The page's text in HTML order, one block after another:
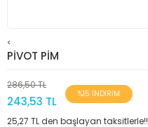
<
PİVOT PİM
286,50 TL
243,53 TL
%15 İNDİRİM
25,27 TL den başlayan taksitlerle!!